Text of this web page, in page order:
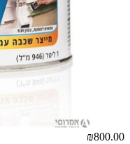
₪800.00